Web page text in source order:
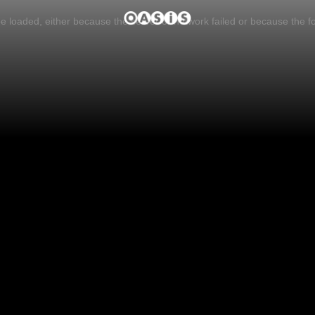
loaded, either because the server or network failed or because the